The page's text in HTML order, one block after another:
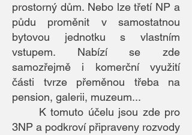
prostorný dům. Nebo lze třetí NP a
půdu proměnit v samostatnou
bytovou jednotku s vlastním
vstupem. Nabízí se zde
samozřejmě i komerční využití
části tvrze přeměnou třeba na
pension, galerii, muzeum...
K tomuto účelu jsou zde pro
3NP a podkroví připraveny rozvody